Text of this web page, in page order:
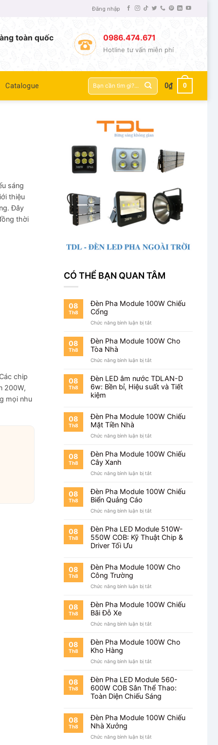
Đăng nhập
toàn quốc 0986.474.671
Hotline tư vấn miễn phí
Catalogue
Tìm
kiếm:
0₫ 0
sáng
thiệu
Đây
thời
chip
200W,
mọi nhu
CÓ THỂ BẠN QUAN TÂM
08
Th8
Đèn Pha Module 100W Chiếu
Cổng
Chức năng bình luận bị tắt
Pha
Module
08
Th8
Đèn Pha Module 100W Cho
Tòa Nhà
Chức năng bình luận bị tắt
Pha
Module
100W
Nhà
08
Th8
Đèn LED âm nước TDLAN-D
6w: Bền bỉ, Hiệu suất và Tiết
kiệm
08
Th8
Đèn Pha Module 100W Chiếu
Mặt Tiền Nhà
Chức năng bình luận bị tắt
Pha
Module
Tiền
08
Th8
Đèn Pha Module 100W Chiếu
Cây Xanh
Chức năng bình luận bị tắt
Pha
Module
Xanh
08
Th8
Đèn Pha Module 100W Chiếu
Biển Quảng Cáo
Chức năng bình luận bị tắt
Pha
Module
100W
Quảng
08
Th8
Đèn Pha LED Module 510W-
550W COB: Kỹ Thuật Chip &
Driver Tối Ưu
08
Th8
Đèn Pha Module 100W Cho
Công Trường
Chức năng bình luận bị tắt
Pha
Module
Trường
08
Th8
Đèn Pha Module 100W Chiếu
Bãi Đỗ Xe
Chức năng bình luận bị tắt
Pha
Module
Đỗ
Xe
08
Th8
Đèn Pha Module 100W Cho
Kho Hàng
Chức năng bình luận bị tắt
Pha
Module
100W
Cho
Hàng
08
Th8
Đèn Pha LED Module 560-
600W COB Sân Thể Thao:
Toàn Diện Chiếu Sáng
08
Th8
Đèn Pha Module 100W Chiếu
Nhà Xưởng
Chức năng bình luận bị tắt